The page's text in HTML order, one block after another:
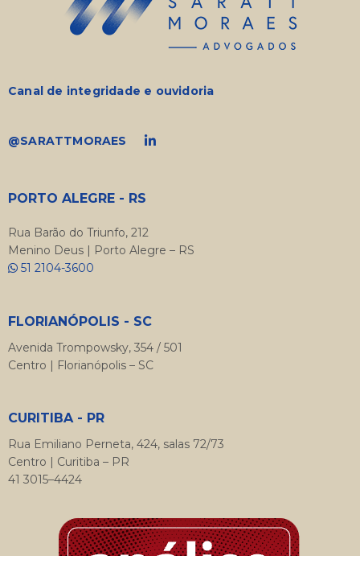
Canal de integridade e ouvidoria
@SARATTMORAES
PORTO ALEGRE - RS
Rua Barão do Triunfo, 212
Menino Deus | Porto Alegre – RS
51 2104-3600
FLORIANÓPOLIS - SC
Avenida Trompowsky, 354 / 501
Centro | Florianópolis – SC
CURITIBA - PR
Rua Emiliano Perneta, 424, salas 72/73
Centro | Curitiba – PR
41 3015–4424